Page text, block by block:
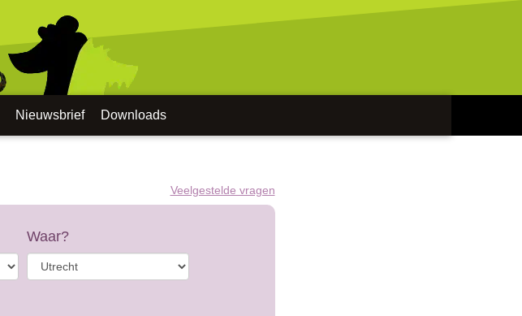
Nieuwsbrief Downloads
Veelgestelde vragen
Waar?